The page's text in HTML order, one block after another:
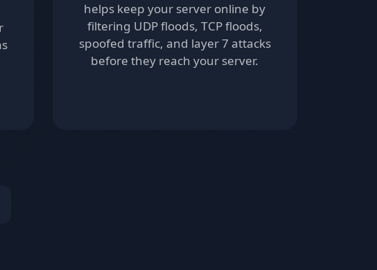
helps keep your server online by
filtering UDP floods, TCP floods,
spoofed traffic, and layer 7 attacks
before they reach your server.